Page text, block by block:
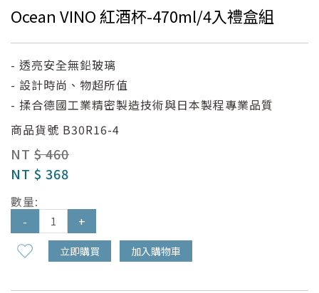
Ocean VINO 紅酒杯-470ml/4入禮盒組
- 透亮安全無鉛玻璃
- 設計時尚、物超所值
- 揉合德國工業精密製造技術與日本製程專業品質
商品貨號 B30R16-4
NT $ 460
NT $ 368
數量:
-
+
立即購買 加入購物車